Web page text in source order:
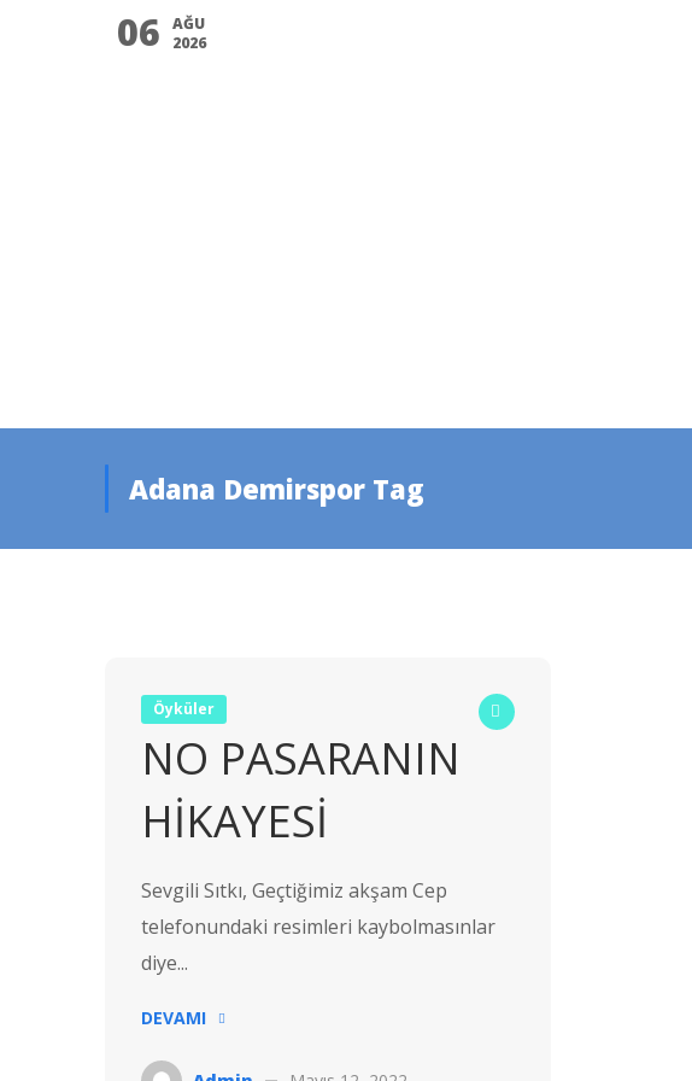
06
AĞU
2026
Adana Demirspor Tag
Öyküler
NO PASARANIN
HİKAYESİ
Sevgili Sıtkı, Geçtiğimiz akşam Cep
telefonundaki resimleri kaybolmasınlar
diye...
DEVAMI